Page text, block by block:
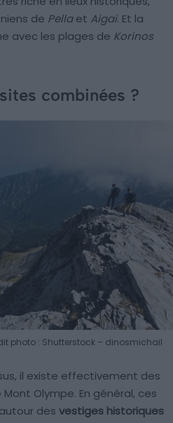
de Pellaet Aigai. Et la
avec les plages de Korinos
combinées ?
photo : Shutterstock – dinosmichail
il existe effectivement des
Olympe. En général, ces
des vestiges historiques